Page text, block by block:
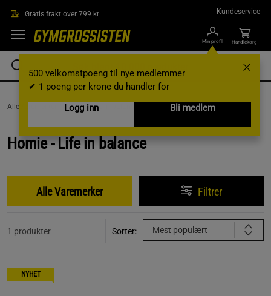
Gratis frakt over 799 kr Kundeservice
Min profil
500 velkomstpoeng til nye medlemmer
✔ 1 poeng per krone du handler for
Logg inn
Bli medlem
Handlekorg
AlleVaremerker / Homie - Life in balance
Homie - Life in balance
Alle Varemerker Filtrer
1 produkter Sorter: Mest populært
NYHET